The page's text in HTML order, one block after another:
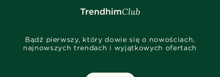
Bądź pierwszy, który dowie się o nowościach,
najnowszych trendach i wyjątkowych ofertach